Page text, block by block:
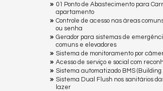
01 Ponto de Abastecimento para
apartamento
Controle de acesso nas áreas
ou senha
Gerador para sistemas de
comuns e elevadores
Sistema de monitoramento por
Acesso de serviço e social com
Sistema automatizado BMS
Sistema Dual Flush nos sanitários
lazer